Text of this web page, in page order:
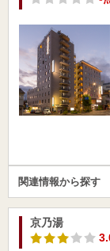
関連情報から探す
京乃湯